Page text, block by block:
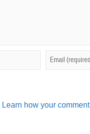
Learn how your